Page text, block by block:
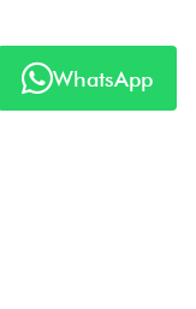
WhatsApp